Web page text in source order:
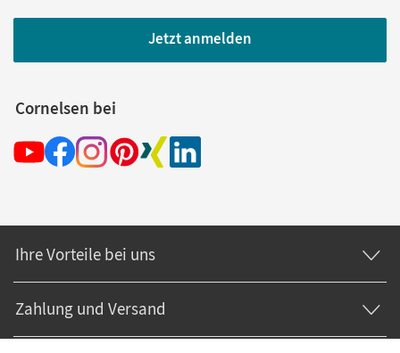
Jetzt anmelden
Cornelsen bei
Ihre Vorteile bei uns
Zahlung und Versand